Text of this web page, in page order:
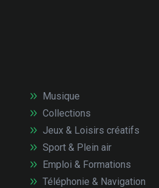
Musique
Collections
Jeux & Loisirs créatifs
Sport & Plein air
Emploi & Formations
Téléphonie & Navigation